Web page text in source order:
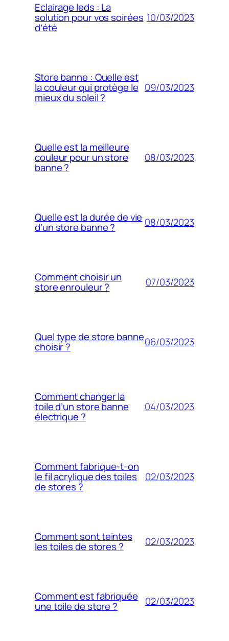
Eclairage leds : La
solution pour vos soirées
d’été
10/03/2023
Store banne : Quelle est
la couleur qui protège le
mieux du soleil ?
09/03/2023
Quelle est la meilleure
couleur pour un store
banne ?
08/03/2023
Quelle est la durée de vie
d’un store banne ? 08/03/2023
Comment choisir un
store enrouleur ? 07/03/2023
Quel type de store banne
choisir ? 06/03/2023
Comment changer la
toile d’un store banne
électrique ?
04/03/2023
Comment fabrique-t-on
le fil acrylique des toiles
de stores ?
02/03/2023
Comment sont teintes
les toiles de stores ? 02/03/2023
Comment est fabriquée
une toile de store ? 02/03/2023